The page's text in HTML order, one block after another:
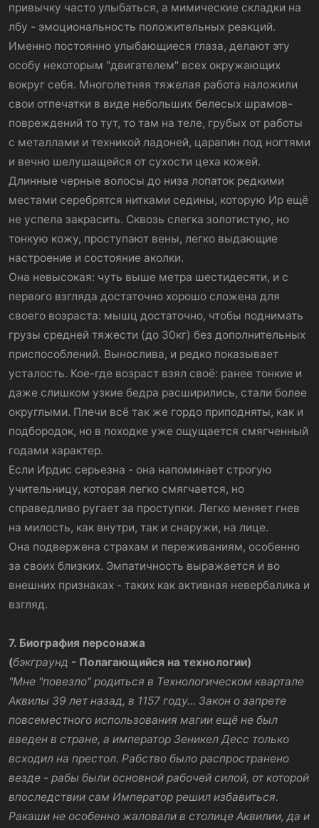
привычку часто улыбаться, а мимические складки на
лбу - эмоциональность положительных реакций.
Именно постоянно улыбающиеся глаза, делают эту
особу некоторым "двигателем" всех окружающих
вокруг себя. Многолетняя тяжелая работа наложили
свои отпечатки в виде небольших белесых шрамов-
повреждений то тут, то там на теле, грубых от работы
с металлами и техникой ладоней, царапин под ногтями
и вечно шелушащейся от сухости цеха кожей.
Длинные черные волосы до низа лопаток редкими
местами серебрятся нитками седины, которую Ир ещё
не успела закрасить. Сквозь слегка золотистую, но
тонкую кожу, проступают вены, легко выдающие
настроение и состояние аколки.
Она невысокая: чуть выше метра шестидесяти, и с
первого взгляда достаточно хорошо сложена для
своего возраста: мышц достаточно, чтобы поднимать
грузы средней тяжести (до 30кг) без дополнительных
приспособлений. Вынослива, и редко показывает
усталость. Кое-где возраст взял своё: ранее тонкие и
даже слишком узкие бедра расширились, стали более
округлыми. Плечи всё так же гордо приподняты, как и
подбородок, но в походке уже ощущается смягченный
годами характер.
Если Ирдис серьезна - она напоминает строгую
учительницу, которая легко смягчается, но
справедливо ругает за проступки. Легко меняет гнев
на милость, как внутри, так и снаружи, на лице.
Она подвержена страхам и переживаниям, особенно
за своих близких. Эмпатичность выражается и во
внешних признаках - таких как активная невербалика и
взгляд.
7. Биография персонажа
(бэкграунд - Полагающийся на технологии)
"Мне "повезло" родиться в Технологическом квартале
Аквилы 39 лет назад, в 1157 году... Закон о запрете
повсеместного использования магии ещё не был
введен в стране, а император Зеникел Десс только
всходил на престол. Рабство было распространено
везде - рабы были основной рабочей силой, от которой
впоследствии сам Император решил избавиться.
Ракаши не особенно жаловали в столице Аквилии, да и